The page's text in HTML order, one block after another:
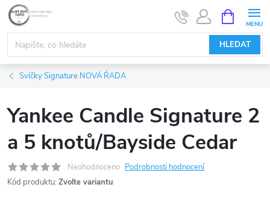
Přejít
obsah
HLEDAT
NÁKUPNÍ
KOŠÍK
Svíčky Signature NOVÁ ŘADA
Yankee Candle Signature 2
a 5 knotů/Bayside Cedar
Neohodnoceno Podrobnosti hodnocení
Kód produktu: Zvolte variantu